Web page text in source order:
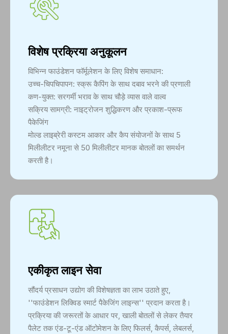
विशेष प्रक्रिया अनुकूलन
विभिन्न फाउंडेशन फॉर्मूलेशन के लिए विशेष समाधान:
उच्च-चिपचिपापन: स्क्रू कैपिंग के साथ दबाव भरने की प्रणाली
कण-युक्त: सरगर्मी भराव के साथ चौड़े व्यास वाले वाल्व
सक्रिय सामग्री: नाइट्रोजन शुद्धिकरण और प्रकाश-प्रूफ
पैकेजिंग
मोल्ड लाइब्रेरी कस्टम आकार और कैप संयोजनों के साथ 5
मिलीलीटर नमूना से 50 मिलीलीटर मानक बोतलों का समर्थन
करती है।
एकीकृत लाइन सेवा
सौंदर्य प्रसाधन उद्योग की विशेषज्ञता का लाभ उठाते हुए,
''फाउंडेशन लिक्विड स्मार्ट पैकेजिंग लाइन्स'' प्रदान करता है।
प्रक्रिया की जरूरतों के आधार पर, खाली बोतलों से लेकर तैयार
पैलेट तक एंड-टू-एंड ऑटोमेशन के लिए फिलर्स, कैपर्स, लेबलर्स,